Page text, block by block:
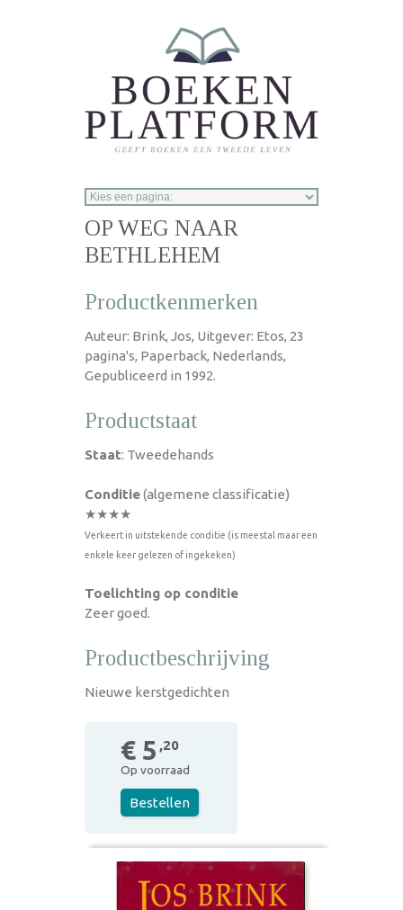
OP WEG NAAR
BETHLEHEM
Productkenmerken
Auteur: Brink, Jos, Uitgever: Etos, 23
pagina's, Paperback, Nederlands,
Gepubliceerd in 1992.
Productstaat
Staat: Tweedehands
Conditie(algemene classificatie)
★★★★
Verkeert in uitstekende conditie (is meestal maar een
enkele keer gelezen of ingekeken)
Toelichting op conditie
Zeer goed.
Productbeschrijving
Nieuwe kerstgedichten
€ 5 ,20
Op voorraad
Bestellen